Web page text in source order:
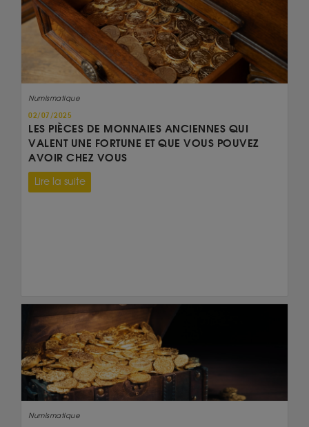
Numismatique
02/07/2025
LES PIÈCES DE MONNAIES ANCIENNES QUI
VALENT UNE FORTUNE ET QUE VOUS POUVEZ
AVOIR CHEZ VOUS
Lire la suite
Numismatique